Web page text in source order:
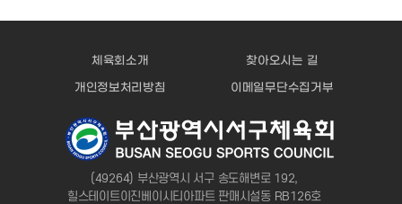
체육회소개 찾아오시는 길
개인정보처리방침 이메일무단수집거부
(49264) 부산광역시 서구 송도해변로 192,
힐스테이트이진베이시티아파트 판매시설동 RB126호